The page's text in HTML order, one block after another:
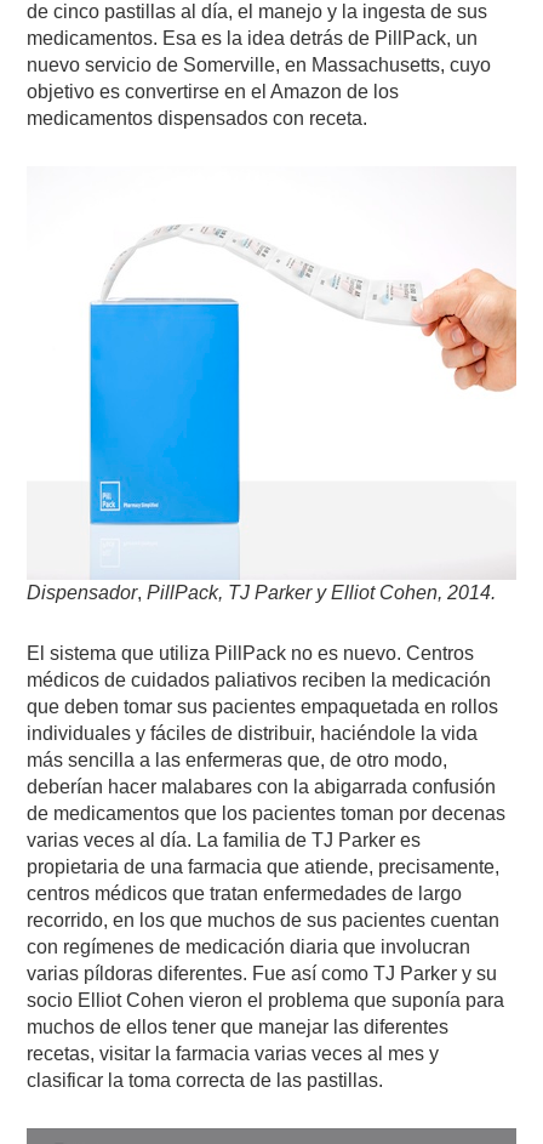
de cinco pastillas al día, el manejo y la ingesta de sus
medicamentos. Esa es la idea detrás de PillPack, un
nuevo servicio de Somerville, en Massachusetts, cuyo
objetivo es convertirse en el Amazon de los
medicamentos dispensados con receta.
Dispensador,PillPack, TJ Parker y Elliot Cohen, 2014.
El sistema que utiliza PillPack no es nuevo. Centros
médicos de cuidados paliativos reciben la medicación
que deben tomar sus pacientes empaquetada en rollos
individuales y fáciles de distribuir, haciéndole la vida
más sencilla a las enfermeras que, de otro modo,
deberían hacer malabares con la abigarrada confusión
de medicamentos que los pacientes toman por decenas
varias veces al día. La familia de TJ Parker es
propietaria de una farmacia que atiende, precisamente,
centros médicos que tratan enfermedades de largo
recorrido, en los que muchos de sus pacientes cuentan
con regímenes de medicación diaria que involucran
varias píldoras diferentes. Fue así como TJ Parker y su
socio Elliot Cohen vieron el problema que suponía para
muchos de ellos tener que manejar las diferentes
recetas, visitar la farmacia varias veces al mes y
clasificar la toma correcta de las pastillas.